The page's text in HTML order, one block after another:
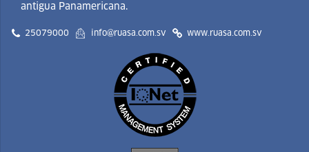
antigua Panamericana.
25079000 info@ruasa.com.sv www.ruasa.com.sv